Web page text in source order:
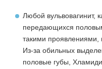
Любой вульвовагинит,
передающихся
такими проявлениями,
Из-за обильных
половые губы,